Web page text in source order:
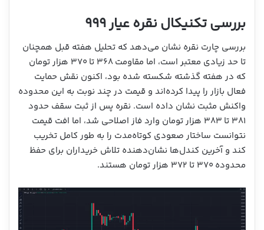
بررسی تکنیکال نقره عیار ۹۹۹
بررسی چارت نقره نشان می‌دهد که تحلیل هفته قبل همچنان
تا حد زیادی معتبر است، اما مقاومت ۳۶۸ تا ۳۷۰ هزار تومان
که در هفته گذشته شکسته شده بود، اکنون نقش حمایت
فعال بازار را پیدا کرده‌اند و قیمت در چند نوبت به این محدوده
واکنش مثبت نشان داده است. نقره پس از ثبت سقف حدود
۳۸۱ تا ۳۸۳ هزار تومان وارد فاز اصلاحی شد، اما افت قیمت
نتوانست ساختار صعودی کوتاه‌مدت را به طور کامل تخریب
کند و آخرین کندل‌ها نشان‌دهنده تلاش خریداران برای حفظ
محدوده ۳۷۰ تا ۳۷۲ هزار تومان هستند.